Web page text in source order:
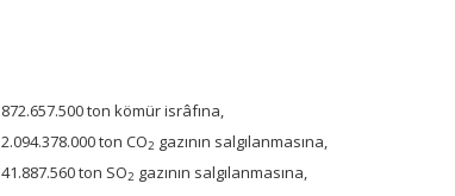
872.657.500 ton kömür isrâfına,
2.094.378.000 ton CO2 gazının salgılanmasına,
41.887.560 ton SO2 gazının salgılanmasına,